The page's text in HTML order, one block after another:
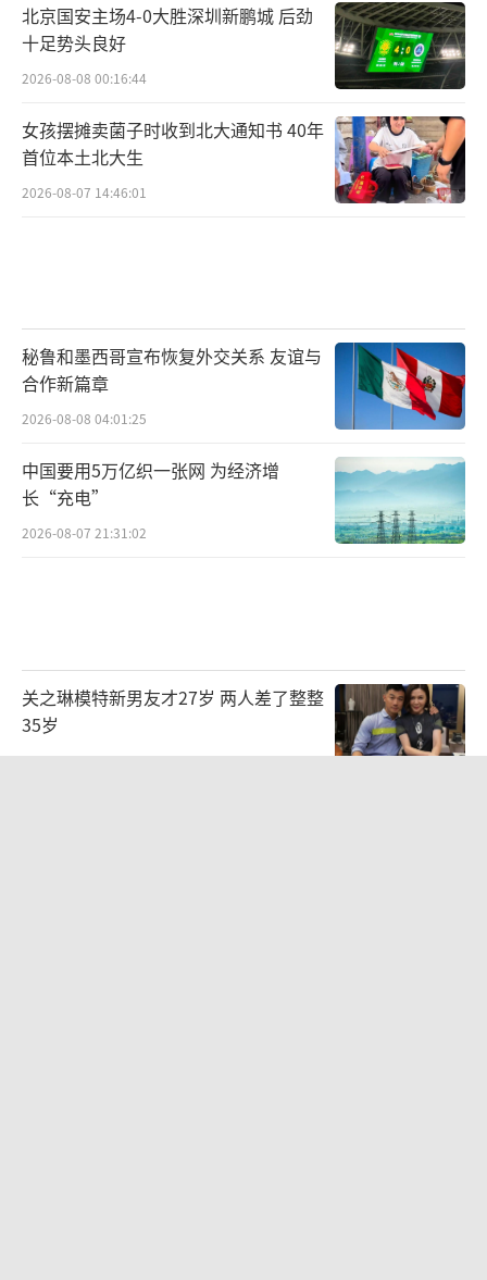
北京国安主场4-0大胜深圳新鹏城 后劲
十足势头良好
2026-08-08 00:16:44
女孩摆摊卖菌子时收到北大通知书 40年
首位本土北大生
2026-08-07 14:46:01
秘鲁和墨西哥宣布恢复外交关系 友谊与
合作新篇章
2026-08-08 04:01:25
中国要用5万亿织一张网 为经济增
长“充电”
2026-08-07 21:31:02
关之琳模特新男友才27岁 两人差了整整
35岁
2026-08-06 14:13:24